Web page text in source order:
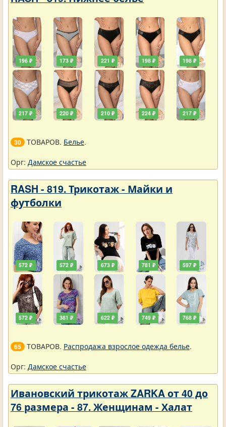
196 ₽
217 ₽
173 ₽
220 ₽
221 ₽
210 ₽
198 ₽
224 ₽
198 ₽
217 ₽
30 ТОВАРОВ. Белье.
Орг: Дамское счастье
RASH - 819. Трикотаж - Майки и
футболки
572 ₽
572 ₽
572 ₽
381 ₽
673 ₽
622 ₽
781 ₽
749 ₽
597 ₽
768 ₽
65 ТОВАРОВ. Распродажа взрослое одежда белье.
Орг: Дамское счастье
Ивановский трикотаж ZARKA от 40 до
76 размера - 87. Женщинам - Халат